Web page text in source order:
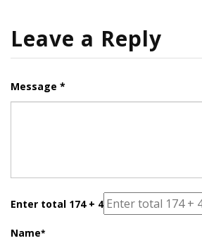
Leave a Reply
Message *
Enter total 174 + 4
Name*